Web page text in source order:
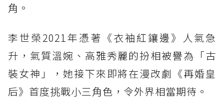
角。
李世榮2021年憑著《衣袖紅鑲邊》人氣急
升，氣質溫婉、高雅秀麗的扮相被譽為「古
裝女神」，她接下來即將在漫改劇《再婚皇
后》首度挑戰小三角色，令外界相當期待。